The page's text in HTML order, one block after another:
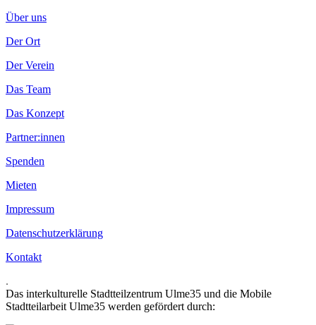
Über uns
Der Ort
Der Verein
Das Team
Das Konzept
Partner:innen
Spenden
Mieten
Impressum
Datenschutzerklärung
Kontakt
.
Das interkulturelle Stadtteilzentrum Ulme35 und die Mobile
Stadtteilarbeit Ulme35 werden gefördert durch: